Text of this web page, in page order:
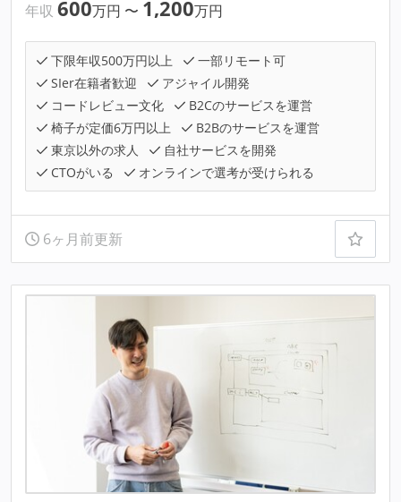
年収 600万円 〜 1,200万円
下限年収500万円以上
一部リモート可
SIer在籍者歓迎
アジャイル開発
コードレビュー文化
B2Cのサービスを運営
椅子が定価6万円以上
B2Bのサービスを運営
東京以外の求人
自社サービスを開発
CTOがいる
オンラインで選考が受けられる
6ヶ月前更新